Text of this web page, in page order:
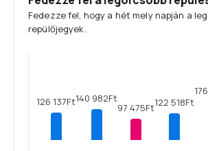
Fedezze fel, hogy a hét mely napján a
repülőjegyek.
126 137Ft140 982Ft
97 475Ft122 518Ft